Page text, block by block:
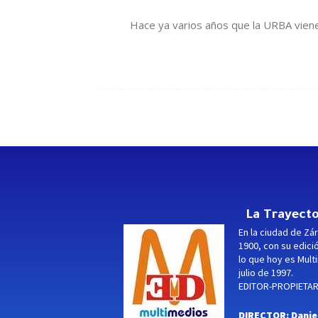
Hace ya varios años que la URBA
La
En la ciudad de
1900, con su
lo que hoy es
julio de 1997.
EDITOR-
DIRECTOR: